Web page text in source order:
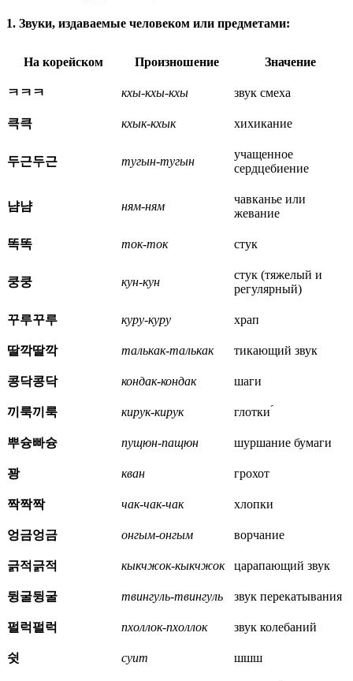
1. Звуки, издаваемые человеком или предметами:
На корейском Произношение Значение
ㅋㅋㅋ кхы-кхы-кхы звук смеха
큭큭 кхык-кхык хихикание
두근두근 тугын-тугын
учащенное
сердцебиение
냠냠 ням-ням
чавканье или
жевание
똑똑 ток-ток стук
쿵쿵 кун-кун
стук (тяжелый и
регулярный)
꾸루꾸루 куру-куру храп
딸깍딸깍 талькак-талькак тикающий звук
콩닥콩닥 кондак-кондак шаги
끼룩끼룩 кирук-кирук глотки ́
뿌슝빠슝 пущюн-пащюн шуршание бумаги
꽝 кван грохот
짝짝짝 чак-чак-чак хлопки
엉금엉금 онгым-онгым ворчание
긁적긁적 кыкчжок-кыкчжок царапающий звук
뒹굴뒹굴 твингуль-твингуль звук перекатывания
펄럭펄럭 пхоллок-пхоллок звук колебаний
쉿 суит шшш